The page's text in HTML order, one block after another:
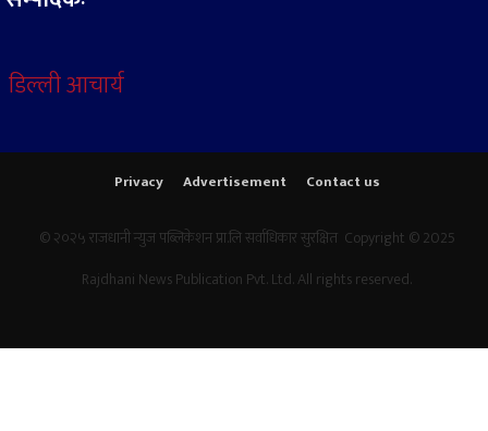
डिल्ली आचार्य
Privacy Advertisement Contact us
© २०२५ राजधानी न्युज पब्लिकेशन प्रा.लि सर्वाधिकार सुरक्षित Copyright © 2025
Rajdhani News Publication Pvt. Ltd. All rights reserved.